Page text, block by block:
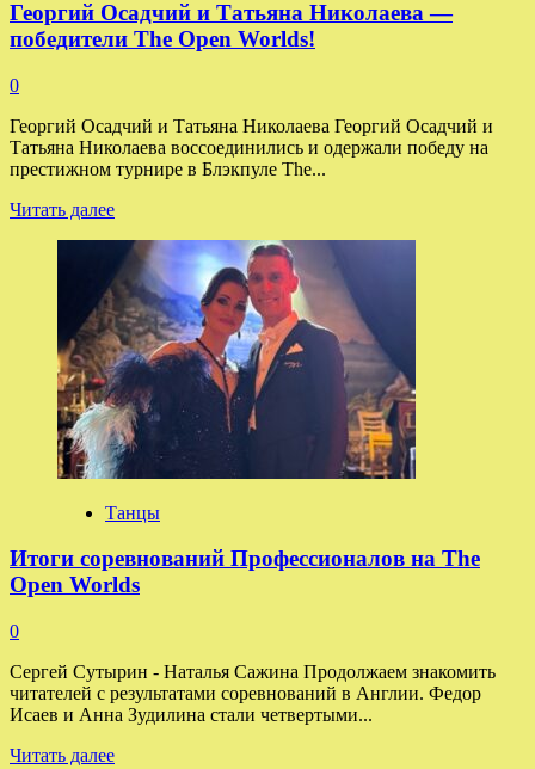
Георгий Осадчий и Татьяна Николаева —
победители The Open Worlds!
0
Георгий Осадчий и Татьяна Николаева Георгий Осадчий и
Татьяна Николаева воссоединились и одержали победу на
престижном турнире в Блэкпуле The...
Читать далееПрочитать
Георгий
Осадчий
и
Татьяна
Николаева
—
победители
The
Open
Worlds!
Танцы
Итоги соревнований Профессионалов на The
Open Worlds
0
Сергей Сутырин - Наталья Сажина Продолжаем знакомить
читателей с результатами соревнований в Англии. Федор
Исаев и Анна Зудилина стали четвертыми...
Читать далееПрочитать